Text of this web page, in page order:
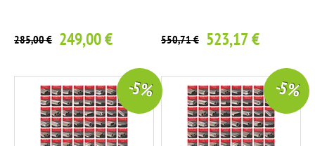
285,00 € 249,00 € 550,71 € 523,17 €
-5 % -5 %